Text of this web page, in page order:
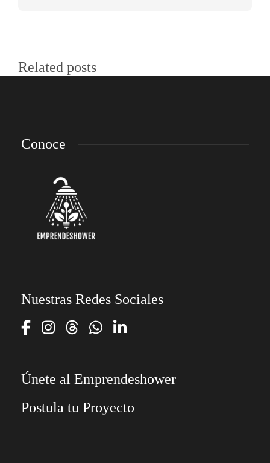
Related posts
Conoce
Nuestras Redes Sociales
Únete al Emprendeshower
Postula tu Proyecto